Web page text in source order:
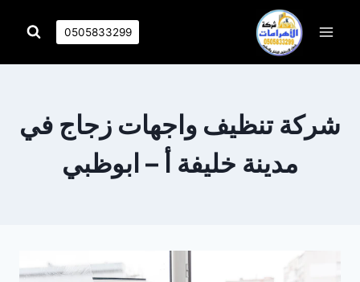
0505833299
شركة تنظيف واجهات زجاج في
مدينة خليفة أ – ابوظبي